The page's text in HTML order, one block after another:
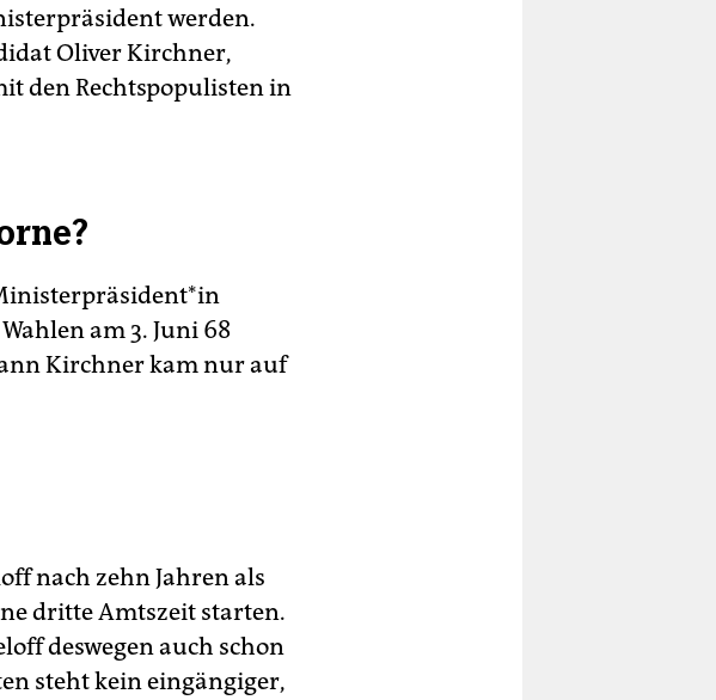
werden.
Oliver Kirchner,
den Rechtspopulisten in
am 3. Juni 68
Kirchner kam nur auf
nach zehn Jahren als
dritte Amtszeit starten.
deswegen auch schon
steht kein eingängiger,